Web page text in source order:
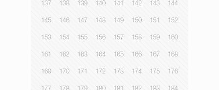
137 138 139 140 141 142 143 144
145 146 147 148 149 150 151 152
153 154 155 156 157 158 159 160
161 162 163 164 165 166 167 168
169 170 171 172 173 174 175 176